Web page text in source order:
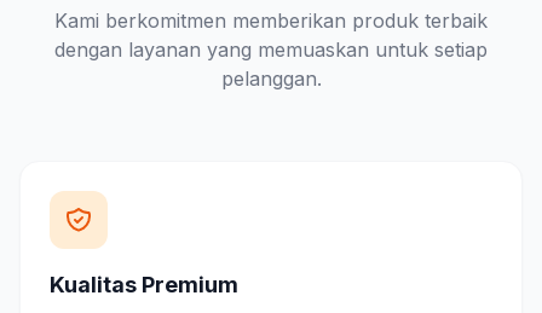
Kami berkomitmen memberikan produk terbaik
dengan layanan yang memuaskan untuk setiap
pelanggan.
Kualitas Premium